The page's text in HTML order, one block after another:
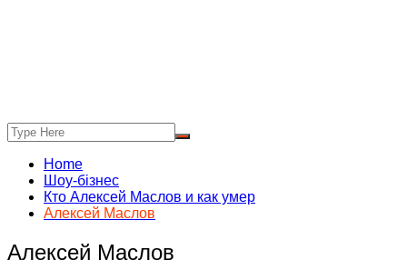
Home
Шоу-бізнес
Кто Алексей Маслов и как умер
Алексей Маслов
Алексей Маслов